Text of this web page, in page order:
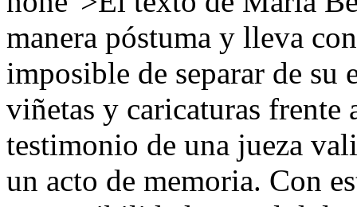
manera póstuma y lleva
imposible de separar de su
viñetas y caricaturas frente
testimonio de una jueza
un acto de memoria. Con